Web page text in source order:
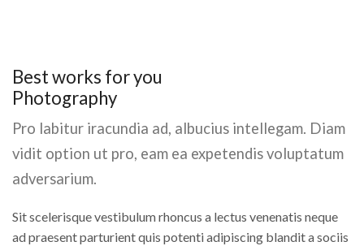
Best works for you
Photography
Pro labitur iracundia ad, albucius intellegam. Diam
vidit option ut pro, eam ea expetendis voluptatum
adversarium.
Sit scelerisque vestibulum rhoncus a lectus venenatis neque
ad praesent parturient quis potenti adipiscing blandit a sociis